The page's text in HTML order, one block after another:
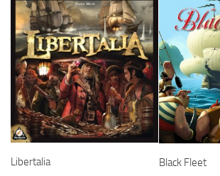
Libertalia Black Fleet